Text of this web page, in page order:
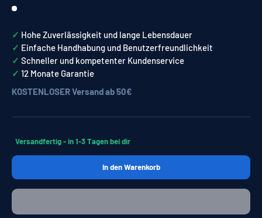
✓︎ Hohe Zuverlässigkeit und lange Lebensdauer
✓︎ Einfache Handhabung und Benutzerfreundlichkeit
✓︎ Schneller und kompetenter Kundenservice
✓︎ 12 Monate Garantie
KOSTENLOSER Versand ab 50€
Versandfertig - in 1-3 Tagen bei dir
In den Warenkorb